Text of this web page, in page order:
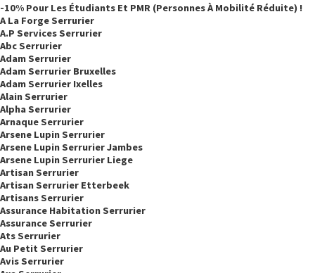
-10% Pour Les Étudiants Et PMR (personnes À Mobilité Réduite) !
A La Forge Serrurier
A.p Services Serrurier
Abc Serrurier
Adam Serrurier
Adam Serrurier Bruxelles
Adam Serrurier Ixelles
Alain Serrurier
Alpha Serrurier
Arnaque Serrurier
Arsene Lupin Serrurier
Arsene Lupin Serrurier Jambes
Arsene Lupin Serrurier Liege
Artisan Serrurier
Artisan Serrurier Etterbeek
Artisans Serrurier
Assurance Habitation Serrurier
Assurance Serrurier
Ats Serrurier
Au Petit Serrurier
Avis Serrurier